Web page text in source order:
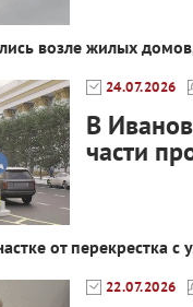
возле жилых
24.07.2026
В
части
от перекрестка
22.07.2026